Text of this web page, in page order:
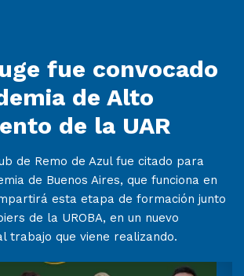
fue convocado
de Alto
de la UAR
de Remo de Azul fue citado para
de Buenos Aires, que funciona en
esta etapa de formación junto
de la UROBA, en un nuevo
trabajo que viene realizando.